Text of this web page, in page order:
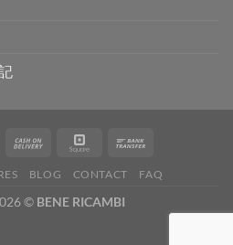
BLOG CONTACT FAQ
© BENE RICAMBI